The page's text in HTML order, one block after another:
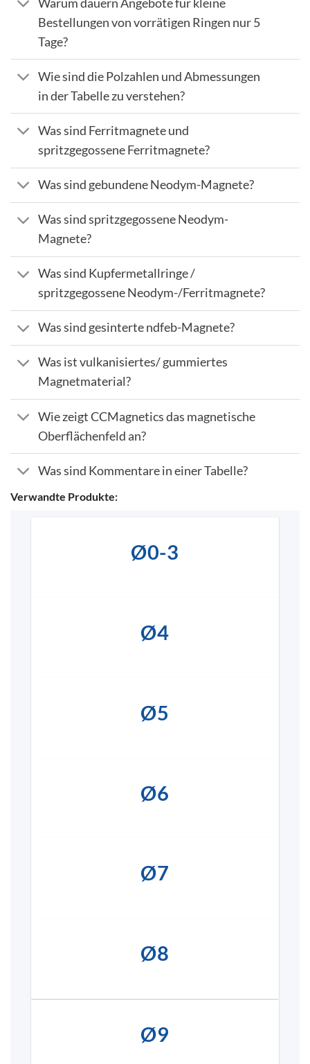
Warum dauern Angebote für kleine
Bestellungen von vorrätigen Ringen nur 5
Tage?
Wie sind die Polzahlen und Abmessungen
in der Tabelle zu verstehen?
Was sind Ferritmagnete und
spritzgegossene Ferritmagnete?
Was sind gebundene Neodym-Magnete?
Was sind spritzgegossene Neodym-
Magnete?
Was sind Kupfermetallringe /
spritzgegossene Neodym-/Ferritmagnete?
Was sind gesinterte ndfeb-Magnete?
Was ist vulkanisiertes/ gummiertes
Magnetmaterial?
Wie zeigt CCMagnetics das magnetische
Oberflächenfeld an?
Was sind Kommentare in einer Tabelle?
Verwandte Produkte:
Ø0-3
Ø4
Ø5
Ø6
Ø7
Ø8
Ø9